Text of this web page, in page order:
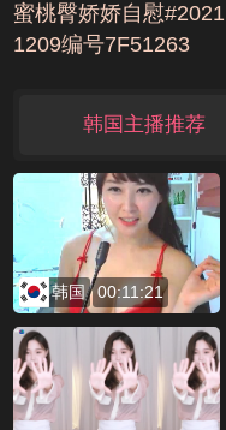
蜜桃臀娇娇自慰#2021
1209编号7F51263
韩国主播推荐
韩国 00:11:21